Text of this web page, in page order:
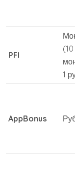
PFI
(10
1
AppBonus